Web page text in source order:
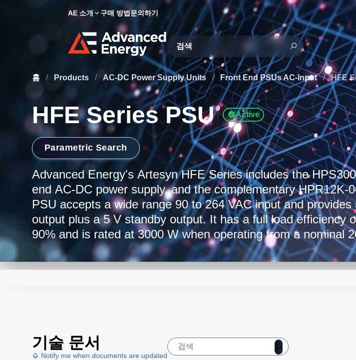
AE 소개 구매 방법문의하기
Site Search
홈 / Products / AC-DC Power Supply Units / Front End PSUs AC-Input / HFE
HFE Series PSU Active
Parametric Search
Advanced Energy's Artesyn HFE Series includes the
end AC-DC power supply, and the complementary HPR12K-
PSU accepts a wide range 90 to 264 VAC input and provides
output plus a 5 V standby output. It has a full load efficiency
90% and is rated at 3000 W when operating from a nominal
Housed in a 1U x 4.2-inch form factor enclosure, the power
power density of 40 W/in3. The standard 19-inch rack shelf
기술 문서
Notify me when documents are updated